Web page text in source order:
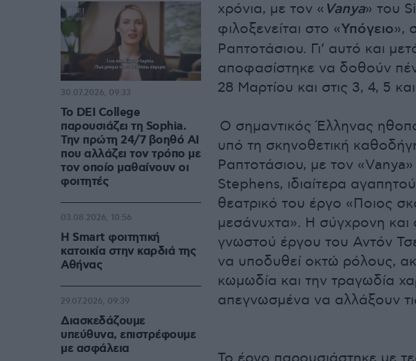
χρόνια, με τον « Vanya» του
φιλοξενείται στο «Υπόγειο»,
Ραπτοτάσιου. Γι’ αυτό και
αποφασίστηκε να δοθούν
28 Μαρτίου και στις 3, 4, 5
Ο σημαντικός Έλληνας
υπό τη σκηνοθετική
Ραπτοτάσιου, με τον
Stephens, ιδιαίτερα
θεατρικό του έργο «Ποιος
μεσάνυχτα». Η σύγχρονη
γνωστού έργου του Αντόν
να υποδυθεί οκτώ ρόλους,
κωμωδία και την τραγωδία
απεγνωσμένα να αλλάξουν
Το DEI College
παρουσιάζει τη Sophia.
Την πρώτη 24/7 βοηθό AI
που αλλάζει τον τρόπο με
τον οποίο μαθαίνουν οι
φοιτητές
30.07.2026, 09:33
Η Smart φοιτητική
κατοικία στην καρδιά της
Αθήνας
03.08.2026, 10:56
Διασκεδάζουμε
υπεύθυνα, επιστρέφουμε
με ασφάλεια
29.07.2026, 09:39